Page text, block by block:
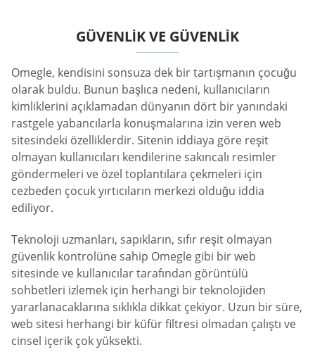
GÜVENLIK VE GÜVENLIK
Omegle, kendisini sonsuza dek bir tartışmanın çocuğu
olarak buldu. Bunun başlıca nedeni, kullanıcıların
kimliklerini açıklamadan dünyanın dört bir yanındaki
rastgele yabancılarla konuşmalarına izin veren web
sitesindeki özelliklerdir. Sitenin iddiaya göre reşit
olmayan kullanıcıları kendilerine sakıncalı resimler
göndermeleri ve özel toplantılara çekmeleri için
cezbeden çocuk yırtıcıların merkezi olduğu iddia
ediliyor.
Teknoloji uzmanları, sapıkların, sıfır reşit olmayan
güvenlik kontrolüne sahip Omegle gibi bir web
sitesinde ve kullanıcılar tarafından görüntülü
sohbetleri izlemek için herhangi bir teknolojiden
yararlanacaklarına sıklıkla dikkat çekiyor. Uzun bir süre,
web sitesi herhangi bir küfür filtresi olmadan çalıştı ve
cinsel içerik çok yüksekti.